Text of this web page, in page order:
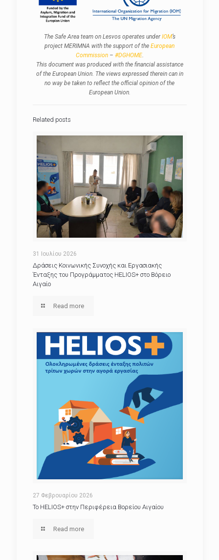
The Safe Area team on Lesvos operates underIOM’s
project MERIMNA with the support of the Εuropean
Commission– #DGHOME.
This document was produced with the financial assistance
of the European Union. The views expressed therein can in
no way be taken to reflect the official opinion of the
European Union.
Related posts
31 Ιουλίου 2026
Δράσεις Κοινωνικής Συνοχής και Εργασιακής
Ένταξης του Προγράμματος HELIOS+ στο Βόρειο
Αιγαίο
Read more
27 Φεβρουαρίου 2026
Το HELIOS+ στην Περιφέρεια Βορείου Αιγαίου
Read more